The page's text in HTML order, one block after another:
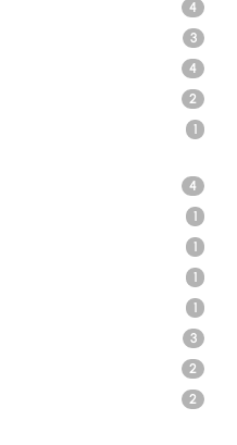
4
3
4
2
1
4
1
1
1
1
3
2
2